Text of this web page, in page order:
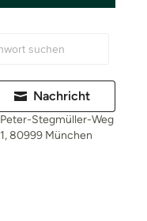
Nachricht
Peter-Stegmüller-Weg
1, 80999 München